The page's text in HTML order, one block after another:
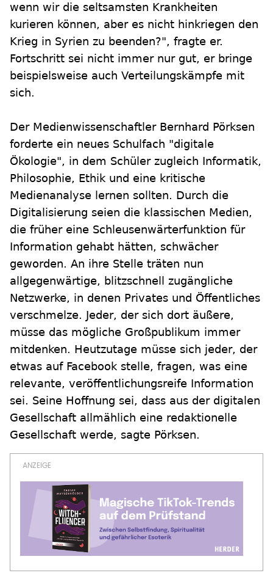
wenn wir die seltsamsten Krankheiten
kurieren können, aber es nicht hinkriegen den
Krieg in Syrien zu beenden?", fragte er.
Fortschritt sei nicht immer nur gut, er bringe
beispielsweise auch Verteilungskämpfe mit
sich.
Der Medienwissenschaftler Bernhard Pörksen
forderte ein neues Schulfach "digitale
Ökologie", in dem Schüler zugleich Informatik,
Philosophie, Ethik und eine kritische
Medienanalyse lernen sollten. Durch die
Digitalisierung seien die klassischen Medien,
die früher eine Schleusenwärterfunktion für
Information gehabt hätten, schwächer
geworden. An ihre Stelle träten nun
allgegenwärtige, blitzschnell zugängliche
Netzwerke, in denen Privates und Öffentliches
verschmelze. Jeder, der sich dort äußere,
müsse das mögliche Großpublikum immer
mitdenken. Heutzutage müsse sich jeder, der
etwas auf Facebook stelle, fragen, was eine
relevante, veröffentlichungsreife Information
sei. Seine Hoffnung sei, dass aus der digitalen
Gesellschaft allmählich eine redaktionelle
Gesellschaft werde, sagte Pörksen.